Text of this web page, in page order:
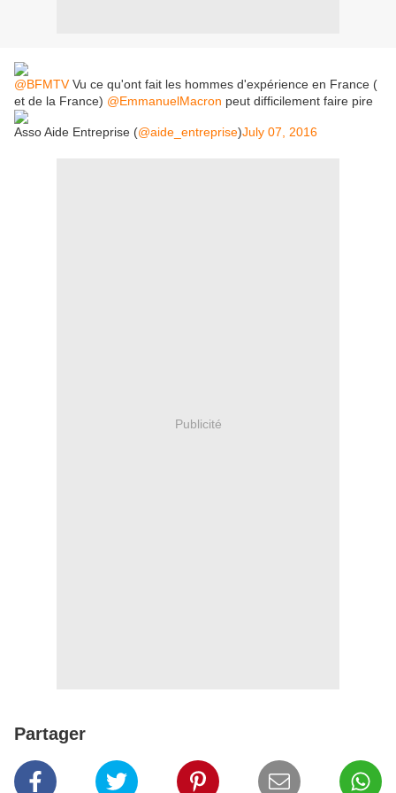
@BFMTVVu ce qu'ont fait les hommes d'expérience en France (
et de la France) @EmmanuelMacron peut difficilement faire pire
Asso Aide Entreprise (@aide_entreprise)July 07, 2016
Publicité
Partager